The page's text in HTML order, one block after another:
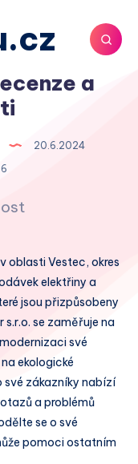
a
20.6.2024
6
oblasti Vestec, okres
elektřiny a
jsou přizpůsobeny
se zaměřuje na
své
ekologické
své zákazníky nabízí
a problémů
se o své
pomoci ostatním